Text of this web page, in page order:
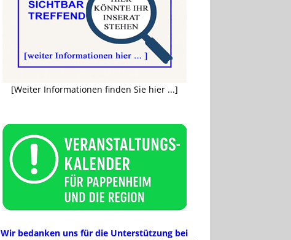
[Weiter Informationen finden Sie hier ...]
Wir bedanken uns für die Unterstützung bei